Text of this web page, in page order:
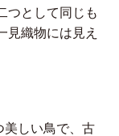
つとして同じも
見織物には見え
美しい鳥で、古